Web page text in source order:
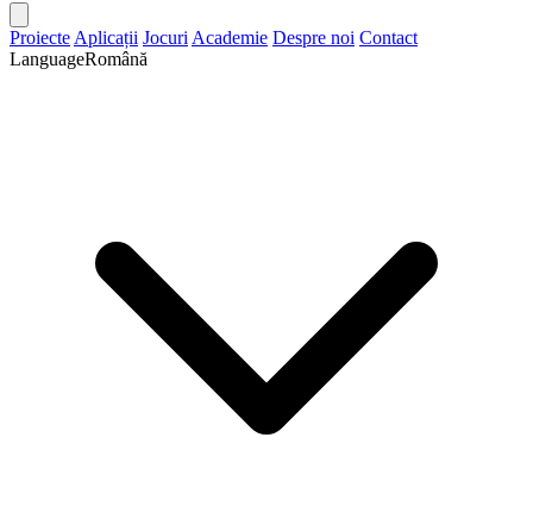
Proiecte Aplicații Jocuri Academie Despre noi Contact
LanguageRomână